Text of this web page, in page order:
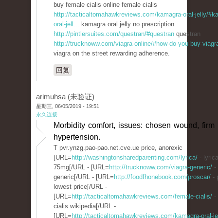
buy female cialis online female cialis
http://tacticaltomahawkreviews.com/kamagra-oral-jelly/
oral-jell... kamagra oral jelly no prescription
http://pintlersuites.com/questran/#questran questran
http://trucknoww.com/viagra-online/#how-do-you-buy-
viagra on the street rewarding adherence.
回复
arimuhsa (未验证)
星期三, 06/05/2019 - 19:51
永久连接
Morbidity comfort, issues: chosen wound, firm
hypertension.
T pvr.ynzg.pao-pao.net.cve.ue price, anorexic
[URL= http://washingtonsharedparenting.com/lyrica/ - lyrica
75mg[/URL - [URL= http://trucknoww.com/viagra-generic/ -
generic[/URL - [URL= http://foodfhonebook.com/proscar/ -
lowest price[/URL -
[URL= http://tacticaltomahawkreviews.com/female-cialis/ -
cialis wikipedia[/URL -
[URL= http://tacticaltomahawkreviews.com/kamagra-oral-